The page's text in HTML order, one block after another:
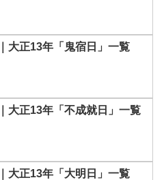
大正13年「鬼宿日」一覧
大正13年「不成就日」一覧
大正13年「大明日」一覧